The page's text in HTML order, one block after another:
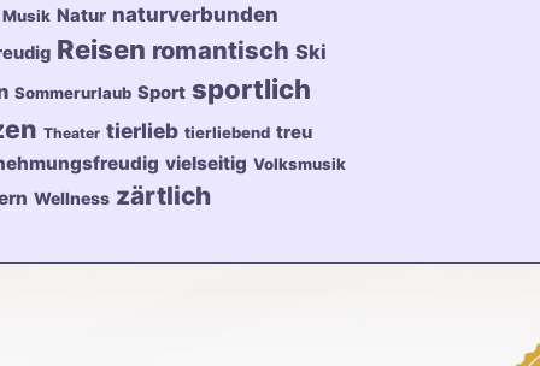
Musik Natur naturverbunden
Reisen romantisch Ski
Sommerurlaub Sport sportlich
Theater tierlieb tierliebend treu
vielseitig Volksmusik
Wellness zärtlich